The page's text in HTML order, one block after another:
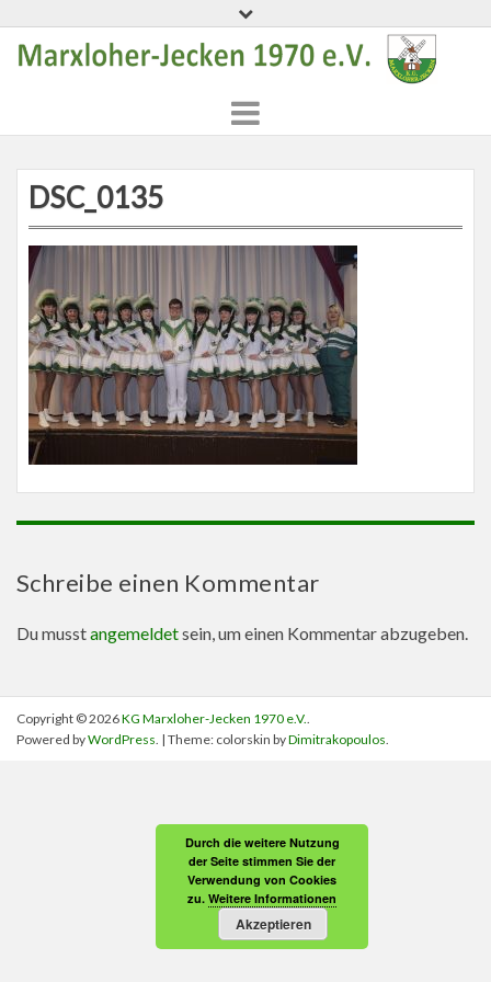
content
DSC_0135
Schreibe einen Kommentar
Du musstangemeldetsein, um einen Kommentar abzugeben.
Copyright © 2026KG Marxloher-Jecken 1970 e.V.
Powered byWordPress . | Theme: colorskin byDimitrakopoulos
Durch die weitere Nutzung
der Seite stimmen Sie der
Verwendung von Cookies
zu. Weitere Informationen
Akzeptieren